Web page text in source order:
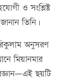
ও সংশ্লিষ্ট
তিনি।
অনুসরণ
মিয়ানমার
ছয়টি